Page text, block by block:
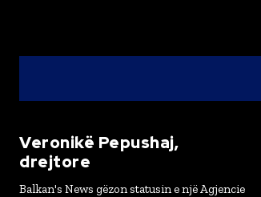
Veronikë Pepushaj,
drejtore
Balkan's News gëzon statusin e një Agjencie